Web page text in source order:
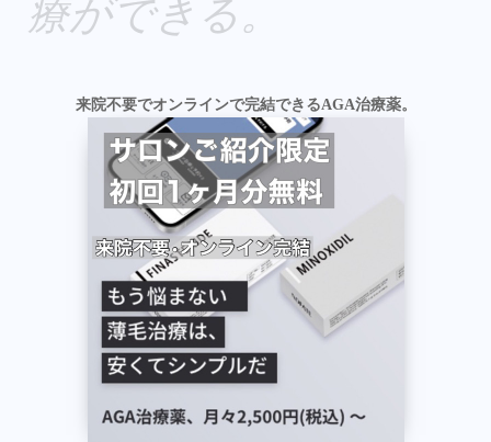
療ができる。
来院不要でオンラインで完結できるAGA治療薬。